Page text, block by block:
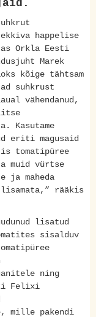
happelise
Orkla Eesti
Marek
kõige tähtsam
suhkrust
vähendanud,
Kasutame
eriti magusaid
tomatipüree
muid vürtse
ja maheda
rääkis
lisatud
sisalduv
ning
Felixi
mille pakendi